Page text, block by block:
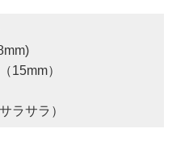
15mm）
ラサラ）